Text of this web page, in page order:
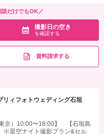
談だけでもOK／
撮影日の空き
を確認する
資料請求する
ィフォトウェディング石垣
京）10:00〜18:00】 【石垣島
※星空ナイト撮影プラン&セル